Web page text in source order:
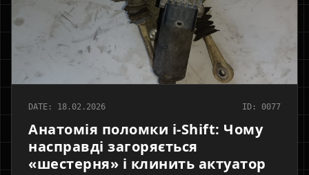
DATE: 18.02.2026 ID: 0077
Анатомія поломки i-Shift: Чому
насправді загоряється
«шестерня» і клинить актуатор